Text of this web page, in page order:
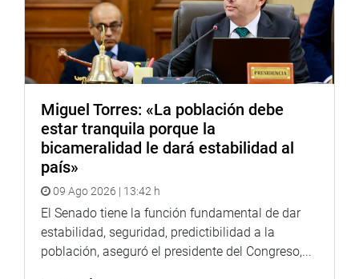
La subcomisión que preside Lady Camones aprobó los
informes de calificación que declaran improcedentes las
siguientes denuncias constitucionales:
Jon Tay contra los congresistas Martha Moyano Delgado,
Eduardo Castillo Rivas, Patricia Juárez Gallegos, Juan
Carlos Lizarzaburu Lizarzaburu y Arturo Alegría García y
la exfiscal de la nación, Patricia Benavides Vargas, por la
presunta infracción al artículo 93 y numerales 2 y 3 del
artículo 139 de la Constitución y la posible comisión del
delito de tráfico de influencias agravado; tipificado en el
artículo 400 del Código Penal.
Miguel Torres: «La población debe
estar tranquila porque la
bicameralidad le dará estabilidad al
país»
09 Ago 2026 | 13:42 h
El Senado tiene la función fundamental de dar
estabilidad, seguridad, predictibilidad a la
población, aseguró el presidente del Congreso,...